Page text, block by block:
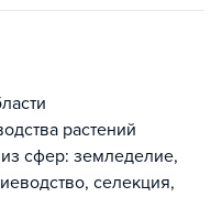
растений
сфер: земледелие,
селекция,